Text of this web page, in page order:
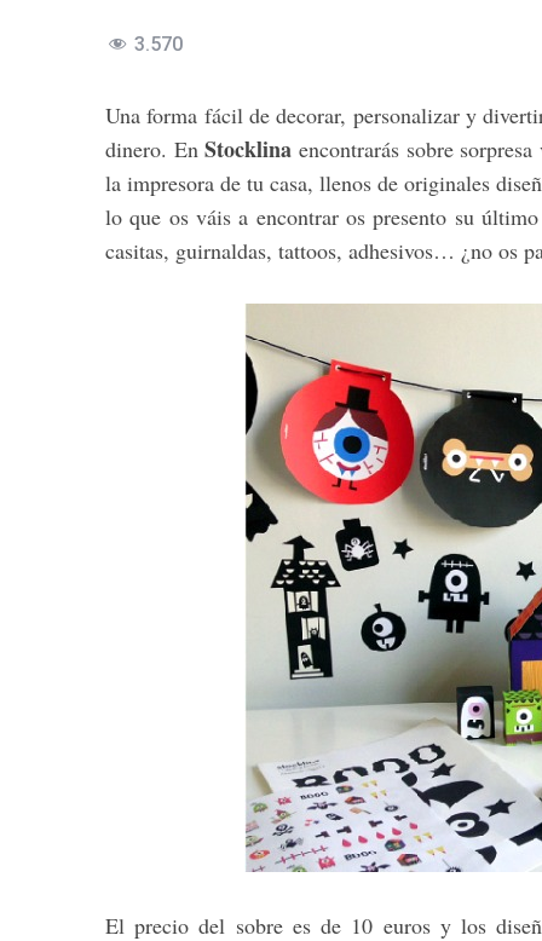
3.570
Una forma fácil de decorar, personalizar y
dinero. EnStocklina encontrarás sobre
la impresora de tu casa, llenos de originales
lo que os váis a encontrar os presento su
casitas, guirnaldas, tattoos, adhesivos… ¿no os
El precio del sobre es de 10 euros y los
a
c
h
f
o
r